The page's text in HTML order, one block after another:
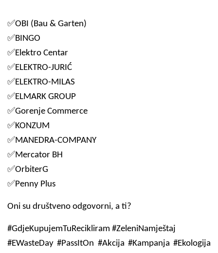
✅OBI (Bau & Garten)
✅BINGO
✅Elektro Centar
✅ELEKTRO-JURIĆ
✅ELEKTRO-MILAS
✅ELMARK GROUP
✅Gorenje Commerce
✅KONZUM
✅MANEDRA-COMPANY
✅Mercator BH
✅OrbiterG
✅Penny Plus
Oni su društveno odgovorni, a ti?
#GdjeKupujemTuRecikliram #ZeleniNamještaj
#EWasteDay #PassItOn #Akcija #Kampanja #Ekologija